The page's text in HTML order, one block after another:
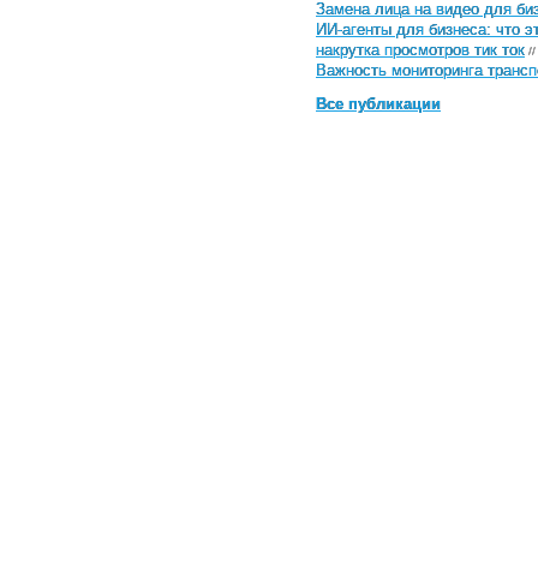
Замена лица на видео для
ИИ-агенты для бизнеса: что
накрутка просмотров тик ток //
Важность мониторинга
Все публикации